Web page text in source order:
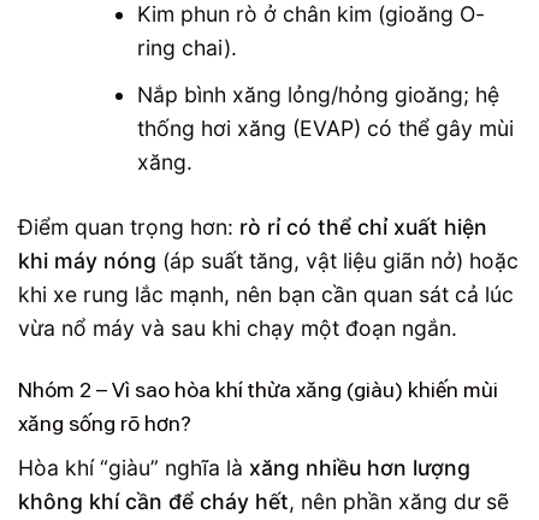
Kim phun rò ở chân kim (gioăng O-
ring chai).
Nắp bình xăng lỏng/hỏng gioăng; hệ
thống hơi xăng (EVAP) có thể gây mùi
xăng.
Điểm quan trọng hơn: rò rỉ có thể chỉ xuất hiện
khi máy nóng (áp suất tăng, vật liệu giãn nở) hoặc
khi xe rung lắc mạnh, nên bạn cần quan sát cả lúc
vừa nổ máy và sau khi chạy một đoạn ngắn.
Nhóm 2 – Vì sao hòa khí thừa xăng (giàu) khiến mùi
xăng sống rõ hơn?
Hòa khí “giàu” nghĩa là xăng nhiều hơn lượng
không khí cần để cháy hết, nên phần xăng dư sẽ